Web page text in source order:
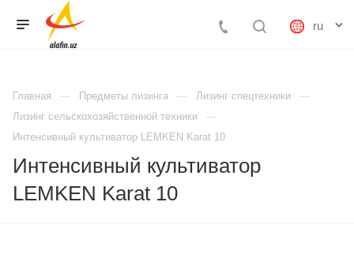
Главная Предметы лизинга
Лизинг спецтехники
Лизинг сельскохозяйственной техники
Интенсивный культиватор LEMKEN Karat 10
Интенсивный культиватор
LEMKEN Karat 10